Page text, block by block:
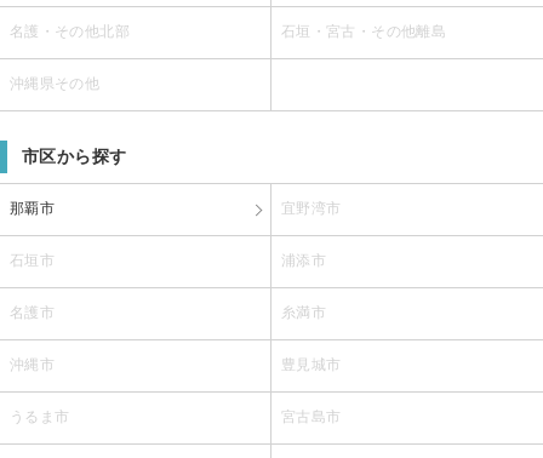
名護・その他北部 石垣・宮古・その他離島
沖縄県その他
市区から探す
那覇市 宜野湾市
石垣市 浦添市
名護市 糸満市
沖縄市 豊見城市
うるま市 宮古島市